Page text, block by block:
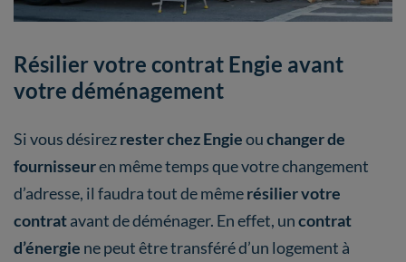
Résilier votre contrat Engie avant
votre déménagement
Si vous désirezrester chez Engieouchanger de
fournisseuren même temps que votre changement
d’adresse, il faudra tout de mêmerésilier votre
contratavant de déménager. En effet, uncontrat
d’énergie ne peut être transféré d’un logement à